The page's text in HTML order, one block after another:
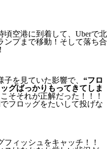
頃空港に到着して、Uberで北
ンプまで移動！そして落ち合
を見ていた影響で、 “フロ
グばっかりもってきてしま
そそれが正解だった！！！
フロッグをたいして投げな
ィッシュをキャッチ！！